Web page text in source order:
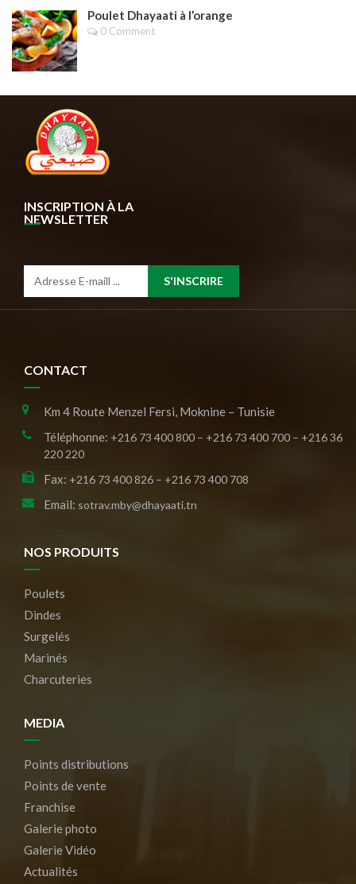
Poulet Dhayaati à l’orange
0 Comment
INSCRIPTION À LA
NEWSLETTER
S'INSCRIRE
CONTACT
Km 4 Route Menzel Fersi, Moknine – Tunisie
Téléphonne: +216 73 400 800 – +216 73 400 700 – +216 36
220 220
Fax: +216 73 400 826 – +216 73 400 708
Email: sotrav.mby@dhayaati.tn
NOS PRODUITS
Poulets
Dindes
Surgelés
Marinés
Charcuteries
MEDIA
Points distributions
Points de vente
Franchise
Galerie photo
Galerie Vidéo
Actualités